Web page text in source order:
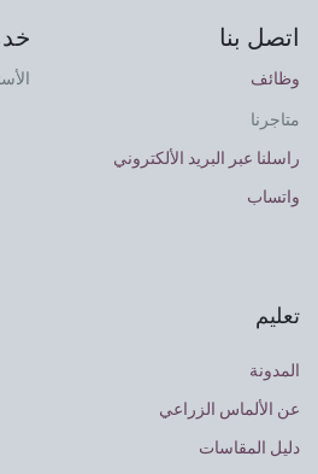
اتصل بنا
وظائف
متاجرنا
راسلنا عبر البريد الألكتروني
واتساب
تعليم
المدونة
عن الألماس الزراعي
دليل المقاسات